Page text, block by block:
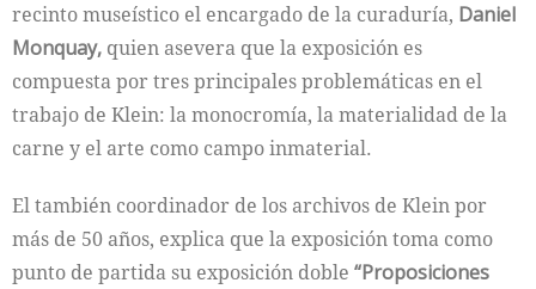
recinto museístico el encargado de la curaduría, Daniel
Monquay, quien asevera que la exposición es
compuesta por tres principales problemáticas en el
trabajo de Klein: la monocromía, la materialidad de la
carne y el arte como campo inmaterial.
El también coordinador de los archivos de Klein por
más de 50 años, explica que la exposición toma como
punto de partida su exposición doble “Proposiciones